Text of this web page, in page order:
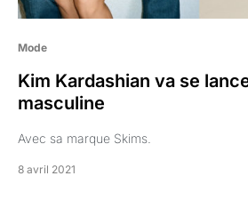
Mode
Kim Kardashian va se
masculine
Avec sa marque Skims.
8 avril 2021